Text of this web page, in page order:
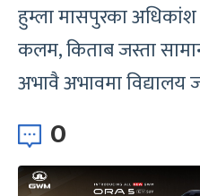
हुम्ला मासपुरका
कलम, किताब जस्ता
अभावै अभावमा विद्यालय
0